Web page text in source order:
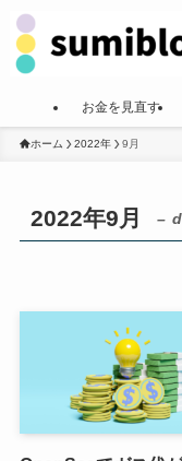
お金を見直す
ホーム 2022年 9月
2022年9月 –